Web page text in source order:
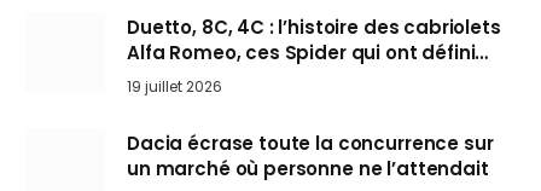
Duetto, 8C, 4C : l’histoire des cabriolets
Alfa Romeo, ces Spider qui ont défini
l’art de rouler cheveux au vent
19 juillet 2026
Dacia écrase toute la concurrence sur
un marché où personne ne l’attendait